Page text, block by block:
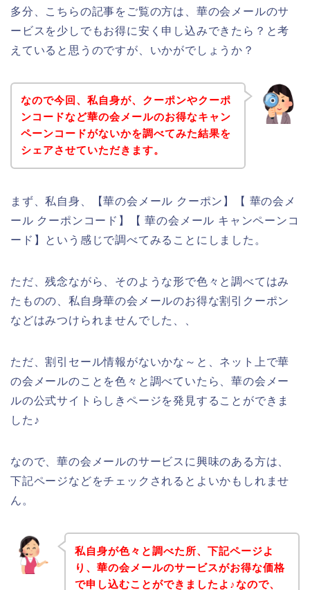
多分、こちらの記事をご覧の方は、華の会メールのサ
ービスを少しでもお得に安く申し込みできたら？と考
えていると思うのですが、いかがでしょうか？
なので今回、私自身が、クーポンやクーポ
ンコードなど華の会メールのお得なキャン
ペーンコードがないかを調べてみた結果を
シェアさせていただきます。
まず、私自身、【華の会メール クーポン】【 華の会メ
ール クーポンコード】【 華の会メール キャンペーンコ
ード】という感じで調べてみることにしました。
ただ、残念ながら、そのような形で色々と調べてはみ
たものの、私自身華の会メールのお得な割引クーポン
などはみつけられませんでした、、
ただ、割引セール情報がないかな～と、ネット上で華
の会メールのことを色々と調べていたら、華の会メー
ルの公式サイトらしきページを発見することができま
した♪
なので、華の会メールのサービスに興味のある方は、
下記ページなどをチェックされるとよいかもしれませ
ん。
私自身が色々と調べた所、下記ページよ
り、華の会メールのサービスがお得な価格
で申し込むことができましたよ♪なので、